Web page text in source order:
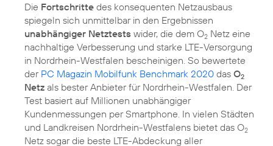
Die Fortschritte des konsequenten Netzausbaus
spiegeln sich unmittelbar in den Ergebnissen
unabhängiger Netztests wider, die dem O2 Netz eine
nachhaltige Verbesserung und starke LTE-Versorgung
in Nordrhein-Westfalen bescheinigen. So bewertete
der PC Magazin Mobilfunk Benchmark 2020 das O2
Netz als bester Anbieter für Nordrhein-Westfalen. Der
Test basiert auf Millionen unabhängiger
Kundenmessungen per Smartphone. In vielen Städten
und Landkreisen Nordrhein-Westfalens bietet das O2
Netz sogar die beste LTE-Abdeckung aller